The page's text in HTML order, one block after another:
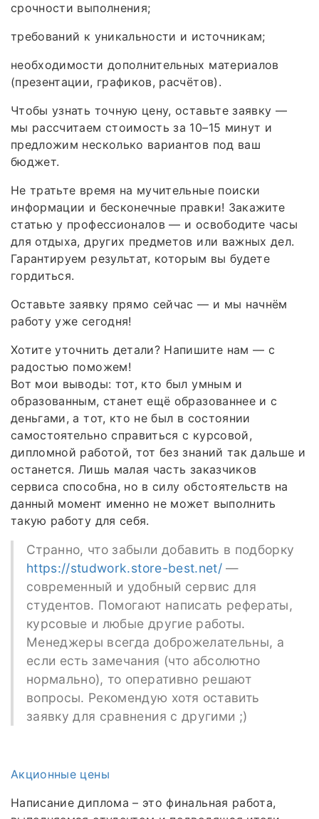
срочности выполнения;
требований к уникальности и источникам;
необходимости дополнительных материалов
(презентации, графиков, расчётов).
Чтобы узнать точную цену, оставьте заявку —
мы рассчитаем стоимость за 10–15 минут и
предложим несколько вариантов под ваш
бюджет.
Не тратьте время на мучительные поиски
информации и бесконечные правки! Закажите
статью у профессионалов — и освободите часы
для отдыха, других предметов или важных дел.
Гарантируем результат, которым вы будете
гордиться.
Оставьте заявку прямо сейчас — и мы начнём
работу уже сегодня!
Хотите уточнить детали? Напишите нам — с
радостью поможем!
Вот мои выводы: тот, кто был умным и
образованным, станет ещё образованнее и с
деньгами, а тот, кто не был в состоянии
самостоятельно справиться с курсовой,
дипломной работой, тот без знаний так дальше и
останется. Лишь малая часть заказчиков
сервиса способна, но в силу обстоятельств на
данный момент именно не может выполнить
такую работу для себя.
Странно, что забыли добавить в подборку
https://studwork.store-best.net/ —
современный и удобный сервис для
студентов. Помогают написать рефераты,
курсовые и любые другие работы.
Менеджеры всегда доброжелательны, а
если есть замечания (что абсолютно
нормально), то оперативно решают
вопросы. Рекомендую хотя оставить
заявку для сравнения с другими ;)
Акционные цены
Написание диплома – это финальная работа,